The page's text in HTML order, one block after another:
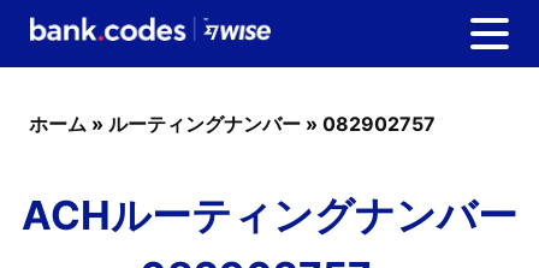
ホーム » ルーティングナンバー » 082902757
ACHルーティングナンバー